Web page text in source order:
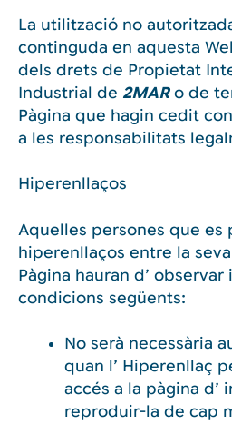
La utilització no
continguda en aquesta
dels drets de Propietat
Industrial de 2MARo de
Pàgina que hagin cedit
a les responsabilitats
Hiperenllaços
Aquelles persones que es
hiperenllaços entre la
Pàgina hauran d’
condicions següents:
No serà necessària
quan l’ Hiperenllaç
accés a la pàgina d’
reproduir-la de cap